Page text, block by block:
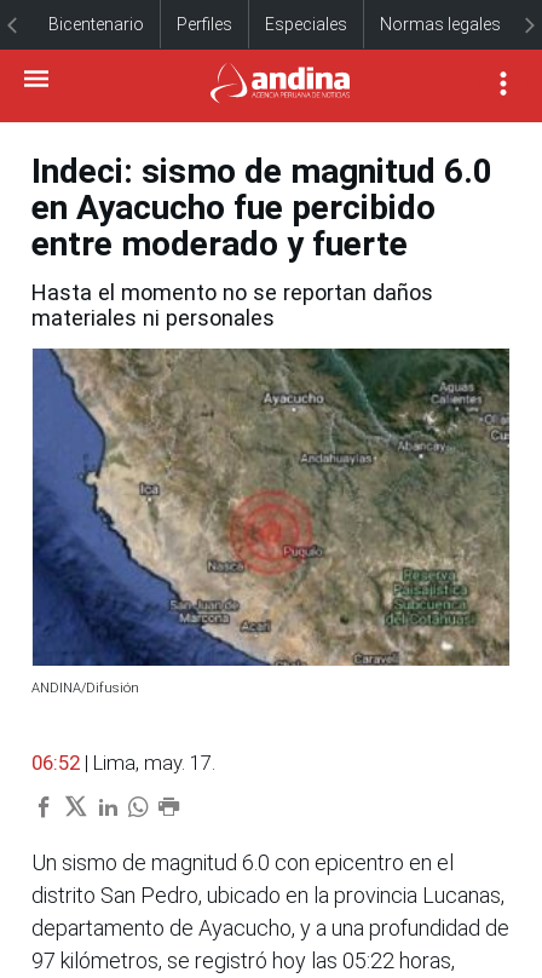
Bicentenario Perfiles Especiales Normas legales
Indeci: sismo de magnitud 6.0
en Ayacucho fue percibido
entre moderado y fuerte
Hasta el momento no se reportan daños
materiales ni personales
ANDINA/Difusión
06:52 | Lima, may. 17.
Un sismo de magnitud 6.0 con epicentro en el
distrito San Pedro, ubicado en la provincia Lucanas,
departamento de Ayacucho, y a una profundidad de
97 kilómetros, se registró hoy las 05:22 horas,